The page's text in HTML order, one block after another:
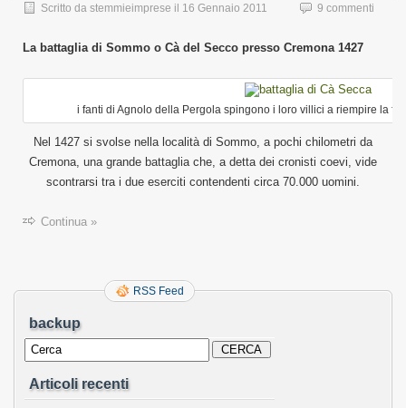
Scritto da stemmieimprese il 16 Gennaio 2011 9 commenti
La battaglia di Sommo o Cà del Secco presso Cremona 1427
i fanti di Agnolo della Pergola spingono i loro villici a riempire la
Nel 1427 si svolse nella località di Sommo, a pochi chilometri da
Cremona, una grande battaglia che, a detta dei cronisti coevi, vide
scontrarsi tra i due eserciti contendenti circa 70.000 uomini.
Continua »
RSS Feed
backup
Articoli recenti